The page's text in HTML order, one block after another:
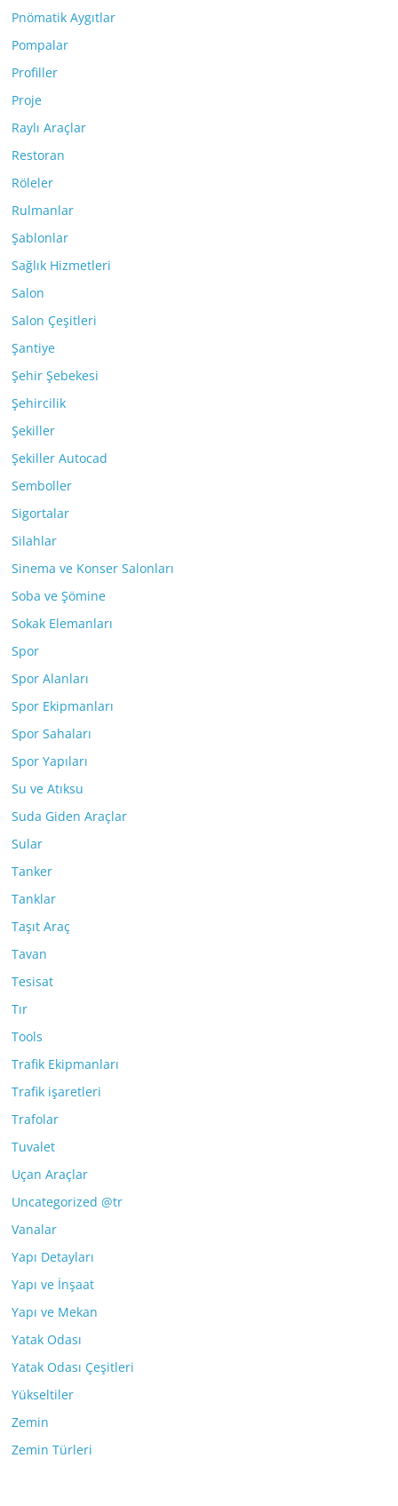
Pnömatik Aygıtlar
Pompalar
Profiller
Proje
Raylı Araçlar
Restoran
Röleler
Rulmanlar
Şablonlar
Sağlık Hizmetleri
Salon
Salon Çeşitleri
Şantiye
Şehir Şebekesi
Şehircilik
Şekiller
Şekiller Autocad
Semboller
Sigortalar
Silahlar
Sinema ve Konser Salonları
Soba ve Şömine
Sokak Elemanları
Spor
Spor Alanları
Spor Ekipmanları
Spor Sahaları
Spor Yapıları
Su ve Atıksu
Suda Giden Araçlar
Sular
Tanker
Tanklar
Taşıt Araç
Tavan
Tesisat
Tır
Tools
Trafik Ekipmanları
Trafik işaretleri
Trafolar
Tuvalet
Uçan Araçlar
Uncategorized @tr
Vanalar
Yapı Detayları
Yapı ve İnşaat
Yapı ve Mekan
Yatak Odası
Yatak Odası Çeşitleri
Yükseltiler
Zemin
Zemin Türleri